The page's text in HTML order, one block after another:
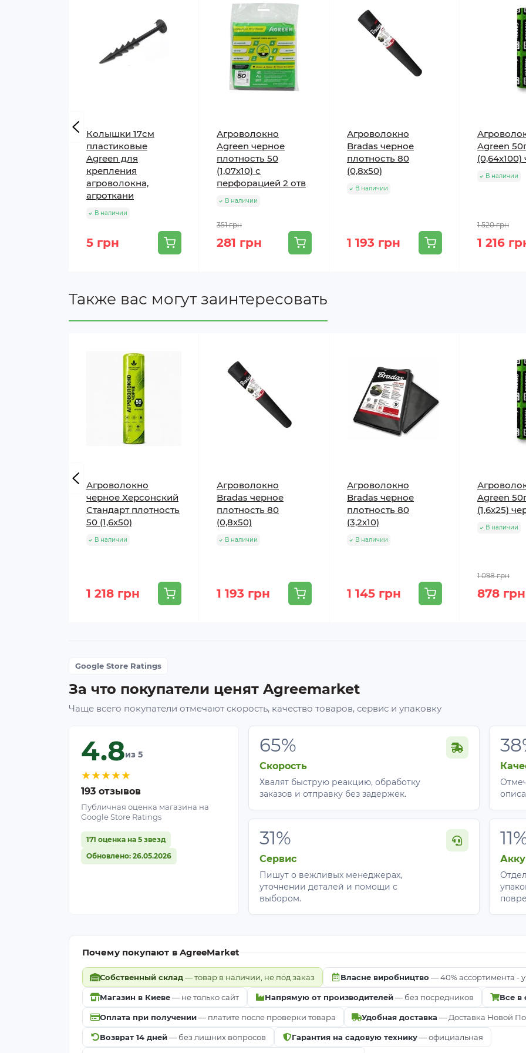
Технические характеристики Agreen 50 черное
Параметр
Плотность
Когда стоит мульчировать грядки агроволокном?
Для овощных грядок:
легко кроится, прочное при работе с инструментами, не рвется
отверстия.
Для экономии воды:
уменьшает испарение влаги, позволяя сократить количество поливов
Для раннего прогревания почвы:
черный цвет поглощает солнечное тепло, ускоряя
Для многолетних культур:
достаточно прочное для использования в течение нескольких
активность полезных микроорганизмов.
Рекомендованные культуры
Томаты, перец, баклажаны;
Огурцы, кабачки, тыквы;
Капуста всех видов;
Клубника и земляника;
Салаты и зелень;
Цветники и декоративные культуры.
Как правильно укладывать Agreen 50 черное?
Очистите почвуот сорняков, разрыхлите и внесите удобрения.
Стелют любой стороной. На стыках делайте нахлест 10-15 см.
Закрепите края скобами, колышками или присыпьте землей каждые 60-90 см.
Сделайте крестообразные надрезыв местах посадки и высадите растения.
Колышки 17см
пластиковые
Agreen для
крепления
агроволокна,
агроткани
В наличии
5 грн
Агроволокно
Agreen черное
плотность 50
(1,07х10) с
перфорацией 2 отв
В наличии
351 грн
281 грн
Агроволокно
Bradas черное
плотность 80
(0,8х50)
В наличии
1 193 грн
Agreen
В наличии
1 520 грн
1 216
Также вас могут заинтересовать
Агроволокно
черное Херсонский
Стандарт плотность
50 (1,6х50)
В наличии
1 218 грн
Агроволокно
Bradas черное
плотность 80
(0,8х50)
В наличии
1 193 грн
Агроволокно
Bradas черное
плотность 80
(3,2х10)
В наличии
1 145 грн
Agreen
(1,6х25)
В наличии
1 098 грн
878 грн
Google Store Ratings
За что покупатели ценят Agreemarket
Чаще всего покупатели отмечают скорость, качество товаров, сервис и упаковку
4.8из 5
★★★★★
193 отзывов
Публичная оценка магазина на
Google Store Ratings
171 оценка на 5 звезд
Обновлено: 26.05.2026
65%
Скорость
Хвалят быструю реакцию, обработку
заказов и отправку без задержек.
31%
Сервис
Пишут о вежливых менеджерах,
уточнении деталей и помощи с
выбором.
Почему покупают в AgreeMarket
Собственный склад— товар в наличии, не под заказ Власне виробництво — 40% ассортимента -
Магазин в Киеве— не только сайт Напрямую от производителей— без посредников Все в
Оплата при получении— платите после проверки товара Удобная доставка — Доставка Новой
Возврат 14 дней— без лишних вопросов Гарантия на садовую технику— официальная